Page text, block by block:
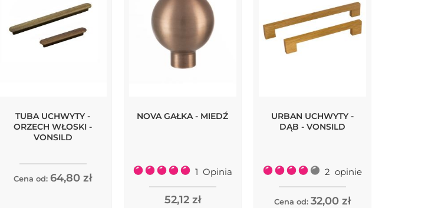
TUBA UCHWYTY -
ORZECH WŁOSKI -
VONSILD
Cena od: 64,80 zł
NOVA GAŁKA - MIEDŹ
Ocena:
1 Opinia
52,12 zł
URBAN UCHWYTY -
DĄB - VONSILD
Ocena:
2 opinie
Cena od: 32,00 zł